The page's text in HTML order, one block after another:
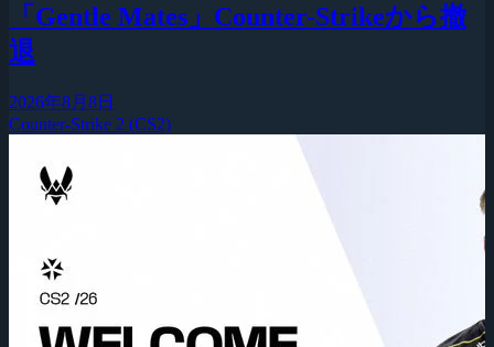
「Gentle Mates」Counter-Strikeから撤
退
2026年8月8日
Counter-Strike 2 (CS2)